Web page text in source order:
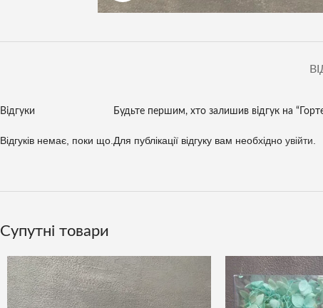
Відгуки
Відгуків немає, поки що.
Будьте першим, хто залишив відгук на
Для публікації відгуку вам необхідно увійти
Супутні товари